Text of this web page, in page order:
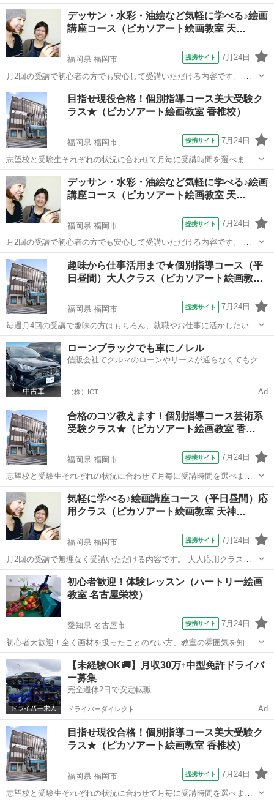
す。九州産業大学芸術学部や福岡教育大学美術科など特に地元の芸術
系大学・短大の現役合格に力を入れています。 １８年間の合格実績で
一人ひとりの志望校に合わせた個別カリキ...
福岡 福岡市 デッサン
デッサン・水彩・油絵など気軽に学べる♪絵画
講座コース（ピカソアート絵画教室 天…
福岡県 福岡市 提携サイト 7月24日
月2回の受講で初心者の方でも安心して受講いただける内容です。 大
人基礎クラスではデッサンと水彩を順を追って、大人応用クラスでは
パステル・アクリル・油絵・色鉛筆など使いたい画材で自由に学べま
す！ 心地よいＢＧＭが流れるアトリエ...
福岡 福岡市 デッサン
目指せ現役合格！個別指導コース美大受験ク
ラス★（ピカソアート絵画教室 香椎校）
福岡県 福岡市 提携サイト 7月24日
志望校と受験生それぞれの状況に合わせて月毎に受講時間を選べま
す。九州産業大学芸術学部や福岡教育大学美術科など特に地元の芸術
系大学・短大の現役合格に力を入れています。 １８年間の合格実績で
一人ひとりの志望校に合わせた個別カリキ...
福岡 福岡市 デッサン
デッサン・水彩・油絵など気軽に学べる♪絵画
講座コース（ピカソアート絵画教室 天…
福岡県 福岡市 提携サイト 7月24日
月2回の受講で初心者の方でも安心して受講いただける内容です。 大
人基礎クラスではデッサンと水彩を順を追って、大人応用クラスでは
パステル・アクリル・油絵・色鉛筆など使いたい画材で自由に学べま
す！ 心地よいＢＧＭが流れるアトリエ...
福岡 福岡市 デッサン
趣味から仕事活用まで★個別指導コース（平
日昼間）大人クラス（ピカソアート絵画教…
福岡県 福岡市 提携サイト 7月24日
毎週月4回の受講で趣味の方はもちろん、就職やお仕事に活かしたい方
などあなたの目的に合わせた個別カリキュラムを組んで指導します。
デッサンから水彩、油絵など使いたい画材やどういう仕事に活かした
いのかなど気軽に相談できカリキュラ...
福岡 福岡市 デッサン
ローンブラックでも車にノレル
信販会社でクルマのローンやリースが通らなくてもクル
（株）ICT Ad
合格のコツ教えます！個別指導コース芸術系
受験クラス★（ピカソアート絵画教室 香…
福岡県 福岡市 提携サイト 7月24日
志望校と受験生それぞれの状況に合わせて月毎に受講時間を選べま
す。 美大・短大はもちろんのこと、九州高校デザイン科や大宰府高校
など地元の芸術系高校にも力を入れています。 １８年間の合格実績で
一人ひとりの志望校に合わせた個別カリ...
福岡 福岡市 デッサン
気軽に学べる♪絵画講座コース（平日昼間）応
用クラス（ピカソアート絵画教室 天神…
福岡県 福岡市 提携サイト 7月24日
月2回の受講で無理なく受講いただける内容です。 大人応用クラスで
はパステル・アクリル・油絵・色鉛筆など使いたい画材で自由に学べ
ます。基礎クラスで学んだ基本を土台に、画材それぞれの性質や特徴
に合った技術を身に付けられます。 自...
福岡 福岡市 デッサン
初心者歓迎！体験レッスン（ハートリー絵画
教室 名古屋栄校）
愛知県 名古屋市 提携サイト 7月24日
初心者大歓迎！全く画材を扱ったことのない方、教室の雰囲気を知り
たい方、お気軽にお尋ね下さい。二時間程ですが、丁寧にご指導いた
します。使って見たいと長年思っていた画材等ございましたら、この
機会に是非とも。 ご予約は下記まで。ご...
愛知 名古屋市 デッサン
【未経験OK🚚】月収30万↑中型免許ドライバ
ー募集
完全週休2日で安定転職
ドライバーダイレクト Ad
目指せ現役合格！個別指導コース美大受験ク
ラス★（ピカソアート絵画教室 香椎校）
福岡県 福岡市 提携サイト 7月24日
志望校と受験生それぞれの状況に合わせて月毎に受講時間を選べま